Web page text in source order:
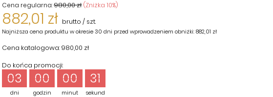
Cena regularna:980,00 zł (Zniżka 10%)
882,01 zł brutto / szt.
Najniższa cena produktu w okresie 30 dni przed wprowadzeniem obniżki:882,01 zł
Cena katalogowa: 980,00 zł
Do końca promocji:
dni
03
godzin
00
minut
00
sekund
30